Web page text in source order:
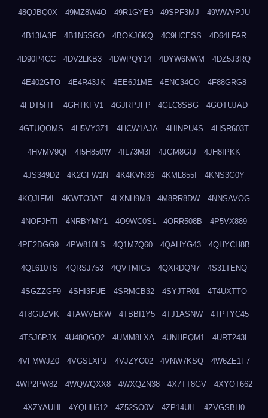
48QJBQ0X 49MZ8W4O 49R1GYE9 49SPF3MJ 49WWVPJU
4B13IA3F 4B1N5SGO 4BOKJ6KQ 4C9HCESS 4D64LFAR
4D90P4CC 4DV2LKB3 4DWPQY14 4DYW6NWM 4DZ5J3RQ
4E402GTO 4E4R43JK 4EE6J1ME 4ENC34CO 4F88GRG8
4FDT5ITF 4GHTKFV1 4GJRPJFP 4GLC8SBG 4GOTUJAD
4GTUQOMS 4H5VY3Z1 4HCW1AJA 4HINPU4S 4HSR603T
4HVMV9QI 4I5H850W 4IL73M3I 4JGM8GIJ 4JH8IPKK
4JS349D2 4K2GFW1N 4K4KVN36 4KML855I 4KNS3G0Y
4KQJIFMI 4KWTO3AT 4LXNH9M8 4M8RR8DW 4NNSAVOG
4NOFJHTI 4NRBYMY1 4O9WC0SL 4ORR508B 4P5VX889
4PE2DGG9 4PW810LS 4Q1M7Q60 4QAHYG43 4QHYCH8B
4QL610TS 4QRSJ753 4QVTMIC5 4QXRDQN7 4S31TENQ
4SGZZGF9 4SHI3FUE 4SRMCB32 4SYJTR01 4T4UXTTO
4T8GUZVK 4TAWVEKW 4TBBI1Y5 4TJ1ASNW 4TPTYC45
4TSJ6PJX 4U48QGQ2 4UMM8LXA 4UNHPQM1 4URT243L
4VFMWJZ0 4VGSLXPJ 4VJZYO02 4VNW7KSQ 4W6ZE1F7
4WP2PW82 4WQWQXX8 4WXQZN38 4X7TT8GV 4XYOT662
4XZYAUHI 4YQHH612 4Z52SO0V 4ZP14UIL 4ZVGSBH0